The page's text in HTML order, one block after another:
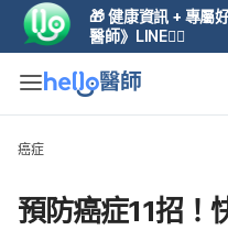
🎁 健康資訊 + 專屬
醫師》LINE👆🏼
癌症
預防癌症11招！